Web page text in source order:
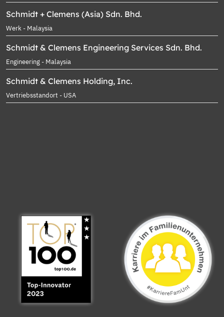
Schmidt + Clemens (Asia) Sdn. Bhd.
Werk - Malaysia
Schmidt & Clemens Engineering Services Sdn. Bhd.
Engineering - Malaysia
Schmidt & Clemens Holding, Inc.
Vertriebsstandort - USA